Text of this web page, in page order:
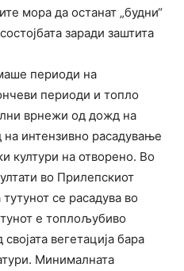
мора да останат „будни“
заради заштита
периоди на
периоди и топло
врнежи од дожд на
интензивно расадување
култури на отворено. Во
во Прилепскиот
се расадува во
е топлољубиво
вегетација бара
Минималната